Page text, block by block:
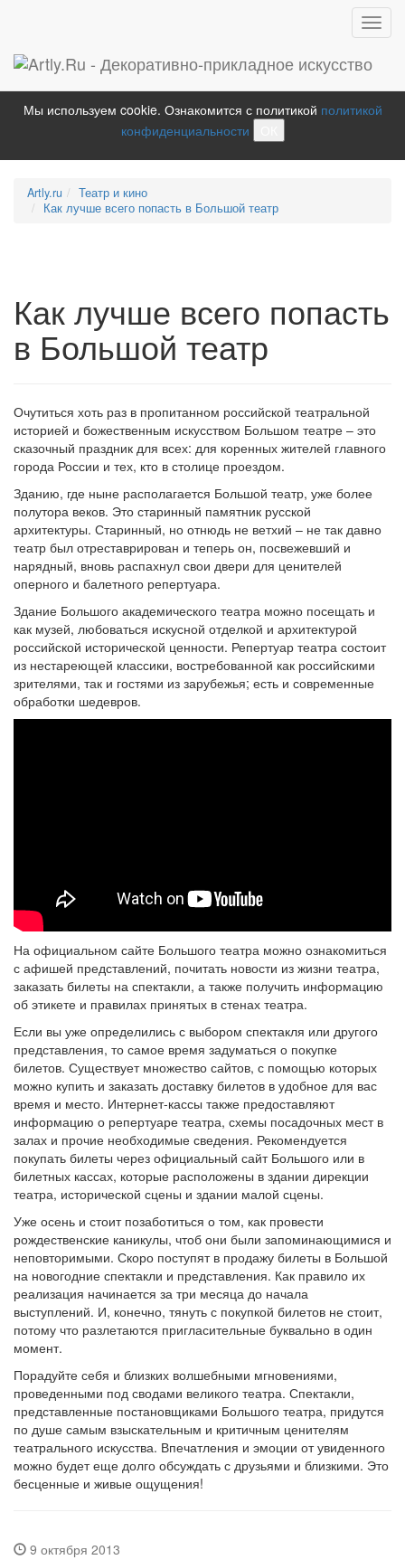
Мы используем cookie. Ознакомится с политикой политикой
конфиденциальности
Artly.ru
Театр и кино
Как лучше всего попасть в Большой театр
Как лучше всего попасть
в Большой театр
Очутиться хоть раз в пропитанном российской театральной
историей и божественным искусством Большом театре – это
сказочный праздник для всех: для коренных жителей главного
города России и тех, кто в столице проездом.
Зданию, где ныне располагается Большой театр, уже более
полутора веков. Это старинный памятник русской
архитектуры. Старинный, но отнюдь не ветхий – не так давно
театр был отреставрирован и теперь он, посвежевший и
нарядный, вновь распахнул свои двери для ценителей
оперного и балетного репертуара.
Здание Большого академического театра можно посещать и
как музей, любоваться искусной отделкой и архитектурой
российской исторической ценности. Репертуар театра состоит
из нестареющей классики, востребованной как российскими
зрителями, так и гостями из зарубежья; есть и современные
обработки шедевров.
На официальном сайте Большого театра можно ознакомиться
с афишей представлений, почитать новости из жизни театра,
заказать билеты на спектакли, а также получить информацию
об этикете и правилах принятых в стенах театра.
Если вы уже определились с выбором спектакля или другого
представления, то самое время задуматься о покупке
билетов. Существует множество сайтов, с помощью которых
можно купить и заказать доставку билетов в удобное для вас
время и место. Интернет-кассы также предоставляют
информацию о репертуаре театра, схемы посадочных мест в
залах и прочие необходимые сведения. Рекомендуется
покупать билеты через официальный сайт Большого или в
билетных кассах, которые расположены в здании дирекции
театра, исторической сцены и здании малой сцены.
Уже осень и стоит позаботиться о том, как провести
рождественские каникулы, чтоб они были запоминающимися и
неповторимыми. Скоро поступят в продажу билеты в Большой
на новогодние спектакли и представления. Как правило их
реализация начинается за три месяца до начала
выступлений. И, конечно, тянуть с покупкой билетов не стоит,
потому что разлетаются пригласительные буквально в один
момент.
Порадуйте себя и близких волшебными мгновениями,
проведенными под сводами великого театра. Спектакли,
представленные постановщиками Большого театра, придутся
по душе самым взыскательным и критичным ценителям
театрального искусства. Впечатления и эмоции от увиденного
можно будет еще долго обсуждать с друзьями и близкими. Это
бесценные и живые ощущения!
9 октября 2013